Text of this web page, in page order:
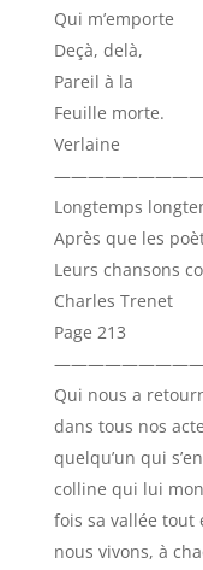
Qui m’emporte
Deçà, delà,
Pareil à la
Feuille morte.
Verlaine
Longtemps
Après que les
Leurs chansons
Charles Trenet
Page 213
Qui nous a
dans tous nos
quelqu’un qui
colline qui lui
fois sa vallée
nous vivons, à